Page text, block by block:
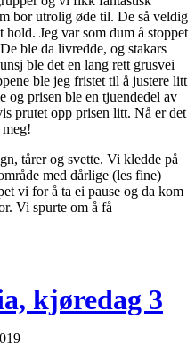
bor utrolig øde til. De så veldig
Jeg var som dum å stoppet
ble da livredde, og stakars
ble det en lang rett grusvei
ble jeg fristet til å justere litt
og prisen ble en tjuendedel av
prutet opp prisen litt. Nå er det
tårer og svette. Vi kledde på
med dårlige (les fine)
vi for å ta ei pause og da kom
Vi spurte om å få
kjøredag 3